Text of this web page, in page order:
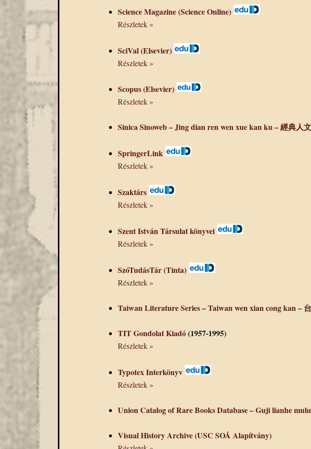
Science Magazine (Science Online)
Részletek »
SciVal (Elsevier)
Részletek »
Scopus (Elsevier)
Részletek »
Sinica Sinoweb – Jing dian ren wen xue kan ku – 經典人
SpringerLink
Részletek »
Szaktárs
Részletek »
Szent István Társulat könyvei
Részletek »
SzóTudásTár (Tinta)
Részletek »
Taiwan Literature Series – Taiwan wen xian cong kan –
TIT Gondolat Kiadó(1957-1995)
Részletek »
Typotex Interkönyv
Részletek »
Union Catalog of Rare Books Database – Guji lianhe
Visual History Archive (USC SOÁ Alapítvány)